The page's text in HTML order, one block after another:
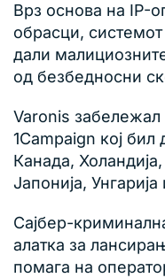
Врз основа на IP-
обрасци,
дали
од безбедносни
Varonis забележал
1Campaign кој
Канада,
Јапонија, Унгарија
Сајбер-
алатка за
помага на